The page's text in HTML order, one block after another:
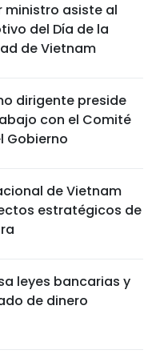
ministro asiste al
del Día de la
de Vietnam
dirigente preside
con el Comité
Gobierno
de Vietnam
estratégicos de
leyes bancarias y
de dinero